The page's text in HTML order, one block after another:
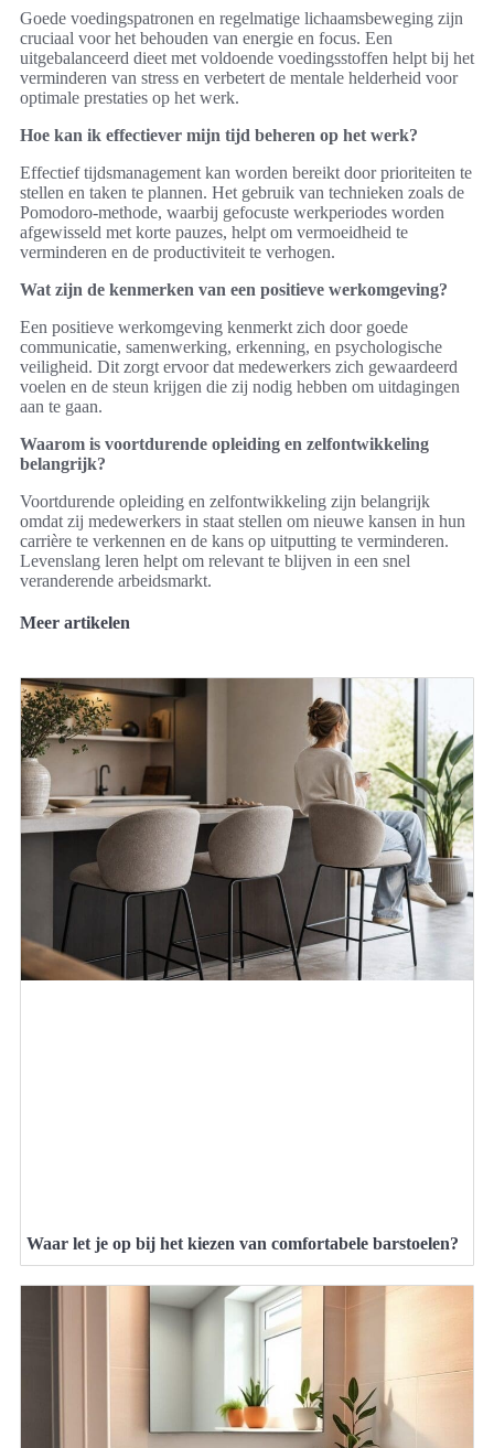
Goede voedingspatronen en regelmatige lichaamsbeweging zijn
cruciaal voor het behouden van energie en focus. Een
uitgebalanceerd dieet met voldoende voedingsstoffen helpt bij het
verminderen van stress en verbetert de mentale helderheid voor
optimale prestaties op het werk.
Hoe kan ik effectiever mijn tijd beheren op het werk?
Effectief tijdsmanagement kan worden bereikt door prioriteiten te
stellen en taken te plannen. Het gebruik van technieken zoals de
Pomodoro-methode, waarbij gefocuste werkperiodes worden
afgewisseld met korte pauzes, helpt om vermoeidheid te
verminderen en de productiviteit te verhogen.
Wat zijn de kenmerken van een positieve werkomgeving?
Een positieve werkomgeving kenmerkt zich door goede
communicatie, samenwerking, erkenning, en psychologische
veiligheid. Dit zorgt ervoor dat medewerkers zich gewaardeerd
voelen en de steun krijgen die zij nodig hebben om uitdagingen
aan te gaan.
Waarom is voortdurende opleiding en zelfontwikkeling
belangrijk?
Voortdurende opleiding en zelfontwikkeling zijn belangrijk
omdat zij medewerkers in staat stellen om nieuwe kansen in hun
carrière te verkennen en de kans op uitputting te verminderen.
Levenslang leren helpt om relevant te blijven in een snel
veranderende arbeidsmarkt.
Meer artikelen
Waar let je op bij het kiezen van comfortabele barstoelen?